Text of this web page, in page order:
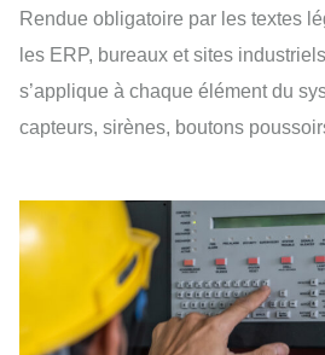
Rendue obligatoire par les textes
les ERP, bureaux et sites
s’applique à chaque élément du
capteurs, sirènes, boutons